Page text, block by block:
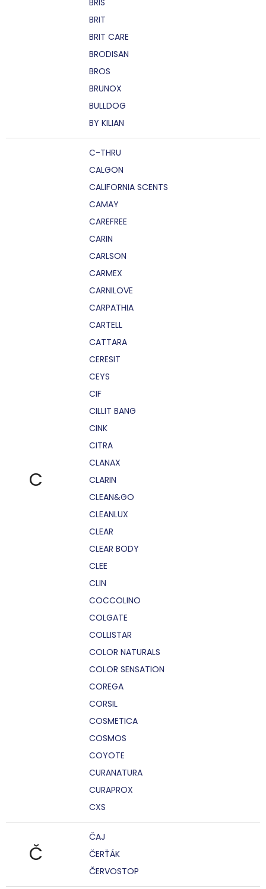
BRIS
BRIT
BRIT CARE
BRODISAN
BROS
BRUNOX
BULLDOG
BY KILIAN
C
C-THRU
CALGON
CALIFORNIA SCENTS
CAMAY
CAREFREE
CARIN
CARLSON
CARMEX
CARNILOVE
CARPATHIA
CARTELL
CATTARA
CERESIT
CEYS
CIF
CILLIT BANG
CINK
CITRA
CLANAX
CLARIN
CLEAN&GO
CLEANLUX
CLEAR
CLEAR BODY
CLEE
CLIN
COCCOLINO
COLGATE
COLLISTAR
COLOR NATURALS
COLOR SENSATION
COREGA
CORSIL
COSMETICA
COSMOS
COYOTE
CURANATURA
CURAPROX
CXS
Č
ČAJ
ČERŤÁK
ČERVOSTOP